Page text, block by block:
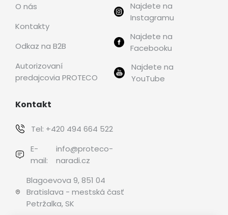
O nás
Kontakty
Odkaz na B2B
Autorizovaní
predajcovia PROTECO
Najdete na
Instagramu
Najdete na
Facebooku
Najdete na
YouTube
Kontakt
Tel: +420 494 664 522
E-
mail:
info@proteco-
naradi.cz
Blagoevova 9, 851 04
Bratislava - mestská časť
Petržalka, SK